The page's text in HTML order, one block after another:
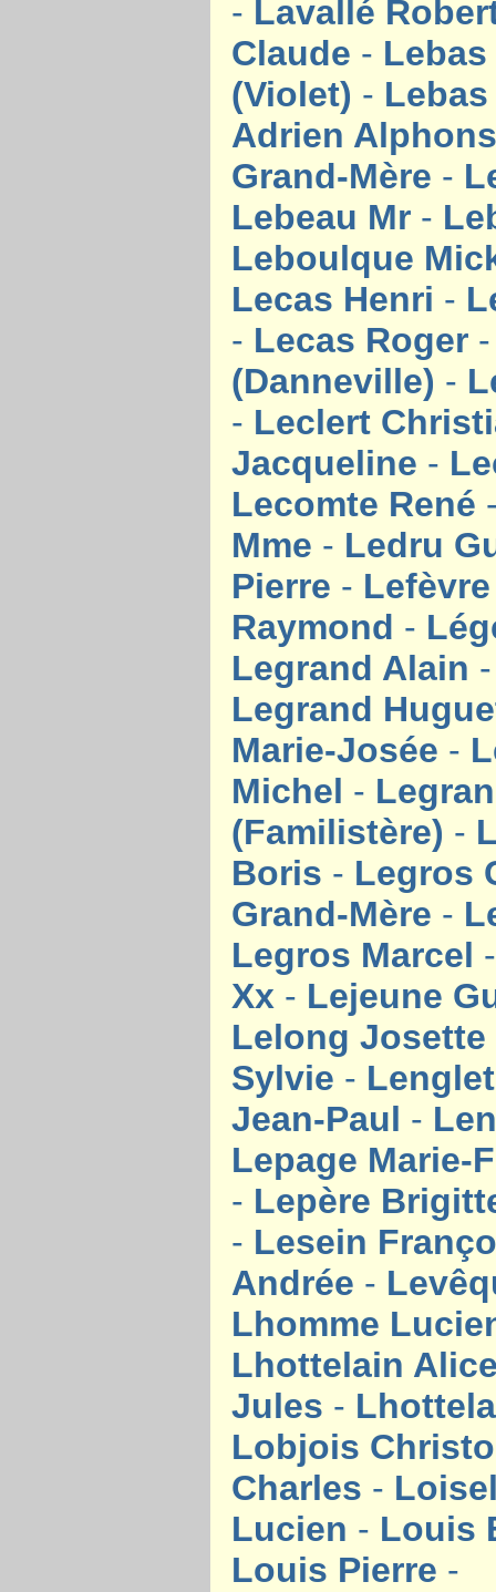
- Lavallé
Claude -
(Violet) -
Adrien
Grand-Mère -
Lebeau Mr -
Leboulque
Lecas Henri -
- Lecas Roger
(Danneville) -
- Leclert
Jacqueline -
Lecomte René
Mme - Ledru
Pierre -
Raymond -
Legrand Alain
Legrand
Marie-Josée -
Michel -
(Familistère) -
Boris - Legros
Grand-Mère -
Legros Marcel
Xx - Lejeune
Lelong Josette
Sylvie -
Jean-Paul -
Lepage Marie-
- Lepère
- Lesein
Andrée -
Lhomme
Lhottelain
Jules -
Lobjois
Charles -
Lucien - Louis
Louis Pierre -